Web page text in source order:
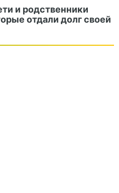
и родственники
отдали долг своей